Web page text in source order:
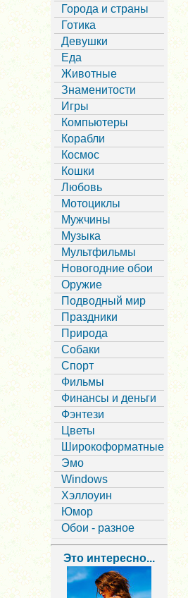
Города и страны
Готика
Девушки
Еда
Животные
Знаменитости
Игры
Компьютеры
Корабли
Космос
Кошки
Любовь
Мотоциклы
Мужчины
Музыка
Мультфильмы
Новогодние обои
Оружие
Подводный мир
Праздники
Природа
Собаки
Спорт
Фильмы
Финансы и деньги
Фэнтези
Цветы
Широкоформатные
Эмо
Windows
Хэллоуин
Юмор
Обои - разное
Это интересно...